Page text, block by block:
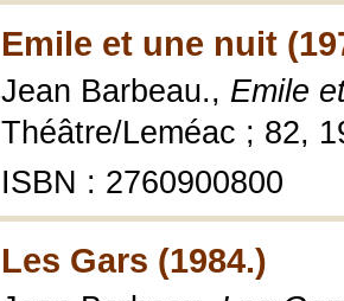
Emile et une nuit
Jean Barbeau., Emile
Théâtre/Leméac ; 82,
ISBN : 2760900800
Les Gars (1984.)